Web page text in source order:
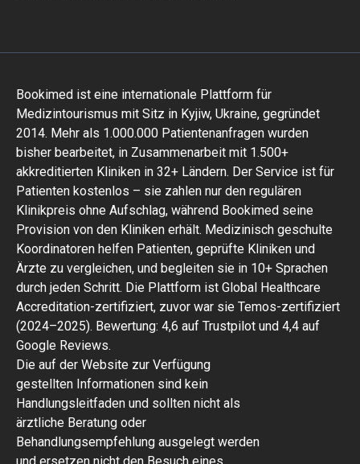
Bookimed ist eine internationale Plattform für
Medizintourismus mit Sitz in Kyjiw, Ukraine, gegründet
2014. Mehr als 1.000.000 Patientenanfragen wurden
bisher bearbeitet, in Zusammenarbeit mit 1.500+
akkreditierten Kliniken in 32+ Ländern. Der Service ist für
Patienten kostenlos – sie zahlen nur den regulären
Klinikpreis ohne Aufschlag, während Bookimed seine
Provision von den Kliniken erhält. Medizinisch geschulte
Koordinatoren helfen Patienten, geprüfte Kliniken und
Ärzte zu vergleichen, und begleiten sie in 10+ Sprachen
durch jeden Schritt. Die Plattform ist Global Healthcare
Accreditation-zertifiziert, zuvor war sie Temos-zertifiziert
(2024–2025). Bewertung: 4,6 auf Trustpilot und 4,4 auf
Google Reviews.
Die auf der Website zur Verfügung
gestellten Informationen sind kein
Handlungsleitfaden und sollten nicht als
ärztliche Beratung oder
Behandlungsempfehlung ausgelegt werden